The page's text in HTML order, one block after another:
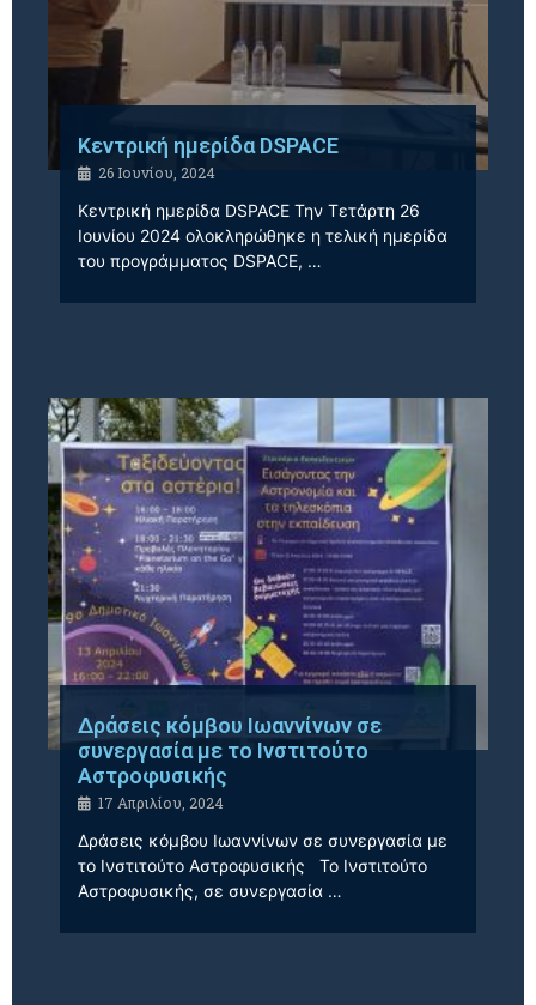
Κεντρική ημερίδα DSPACE
26 Ιουνίου, 2024
Κεντρική ημερίδα DSPACE Την Τετάρτη 26
Ιουνίου 2024 ολοκληρώθηκε η τελική ημερίδα
του προγράμματος DSPACE, …
Δράσεις κόμβου Ιωαννίνων σε
συνεργασία με το Ινστιτούτο
Αστροφυσικής
17 Απριλίου, 2024
Δράσεις κόμβου Ιωαννίνων σε συνεργασία με
το Ινστιτούτο Αστροφυσικής Το Ινστιτούτο
Αστροφυσικής, σε συνεργασία …